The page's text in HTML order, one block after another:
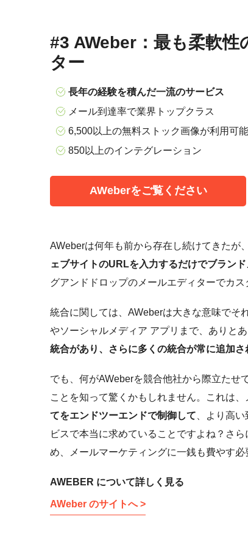
#3 AWeber：最も柔軟性
ター
長年の経験を積んだ一流のサービス
メール到達率で業界トップクラス
6,500以上の無料ストック画像が利用可能
850以上のインテグレーション
AWeberをご覧ください
AWeberは何年も前から存在し続けてきたが
ェブサイトのURLを入力するだけでブランド
グアンドドロップのメールエディターでカ
統合に関しては、AWeberは大きな意味でそ
やソーシャルメディア アプリまで、ありと
統合があり、さらに多くの統合が常に追加さ
でも、何がAWeberを競合他社から際立たせ
ことを知って驚くかもしれません。これは
てをエンドツーエンドで制御して 、より高
ビスで本当に求めていることですよね？さ
め、メールマーケティングに一銭も費やす必
AWEBER について詳しく見る
AWeber のサイトへ >